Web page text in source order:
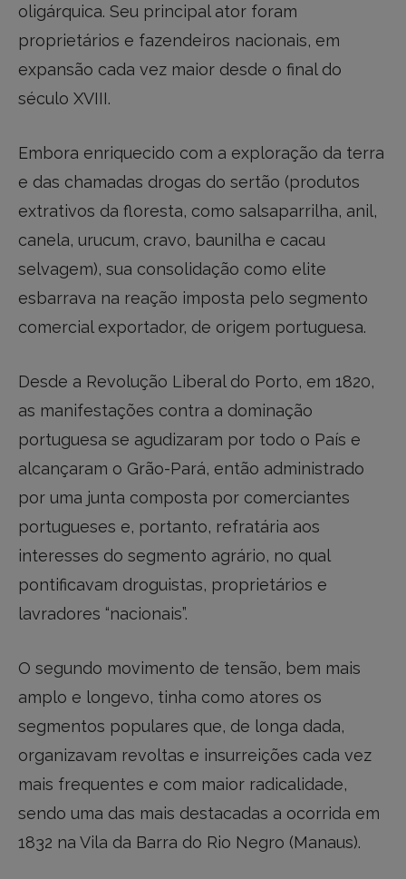
oligárquica. Seu principal ator foram
proprietários e fazendeiros nacionais, em
expansão cada vez maior desde o final do
século XVIII.
Embora enriquecido com a exploração da terra
e das chamadas drogas do sertão (produtos
extrativos da floresta, como salsaparrilha, anil,
canela, urucum, cravo, baunilha e cacau
selvagem), sua consolidação como elite
esbarrava na reação imposta pelo segmento
comercial exportador, de origem portuguesa.
Desde a Revolução Liberal do Porto, em 1820,
as manifestações contra a dominação
portuguesa se agudizaram por todo o País e
alcançaram o Grão-Pará, então administrado
por uma junta composta por comerciantes
portugueses e, portanto, refratária aos
interesses do segmento agrário, no qual
pontificavam droguistas, proprietários e
lavradores “nacionais”.
O segundo movimento de tensão, bem mais
amplo e longevo, tinha como atores os
segmentos populares que, de longa dada,
organizavam revoltas e insurreições cada vez
mais frequentes e com maior radicalidade,
sendo uma das mais destacadas a ocorrida em
1832 na Vila da Barra do Rio Negro (Manaus).